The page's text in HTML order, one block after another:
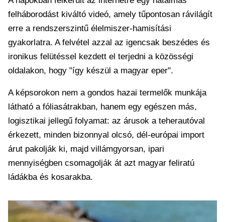
felháborodást kiváltó videó, amely tűpontosan rávilágít
erre a rendszerszintű élelmiszer-hamisítási
gyakorlatra. A felvétel azzal az igencsak beszédes és
ironikus felütéssel kezdett el terjedni a közösségi
oldalakon, hogy "így készül a magyar eper".
A képsorokon nem a gondos hazai termelők munkája
látható a fóliasátrakban, hanem egy egészen más,
logisztikai jellegű folyamat: az árusok a teherautóval
érkezett, minden bizonnyal olcsó, dél-európai import
árut pakolják ki, majd villámgyorsan, ipari
mennyiségben csomagolják át azt magyar feliratú
ládákba és kosarakba.